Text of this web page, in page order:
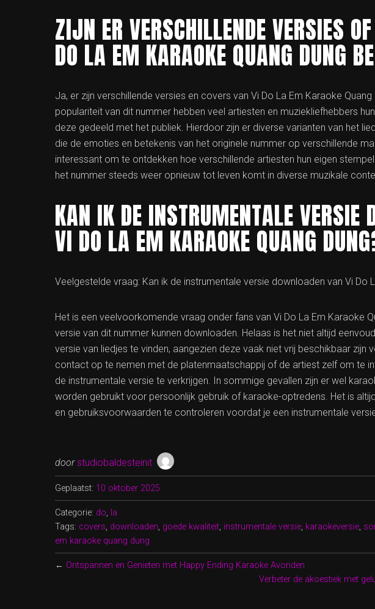
ZIJN ER VERSCHILLENDE VERSIES
DO LA EM KARAOKE QUANG DUNG
Ja, er zijn verschillende versies en covers van Vi Do La Em Karaoke
populariteit van dit nummer hebben veel artiesten en muziekliefhebbers
deze gedeeld met het publiek. Hierdoor zijn er diverse varianten van het
die de emoties en betekenis van het originele nummer op verschillende
interessant om te ontdekken hoe verschillende artiesten hun eigen
het nummer steeds weer opnieuw tot leven komt in diverse muzikale
KAN IK DE INSTRUMENTALE VERSIE
VI DO LA EM KARAOKE QUANG
Veelgestelde vraag: Kan ik de instrumentale versie downloaden van Vi Do
Het is een veelvoorkomende vraag onder fans van Vi Do La Em Karaoke
versie van dit nummer kunnen downloaden. Helaas is het niet altijd
versie van liedjes te vinden, aangezien deze vaak niet vrij beschikbaar zijn
contact op te nemen met de platenmaatschappij of de artiest zelf om te
de instrumentale versie te verkrijgen. In sommige gevallen zijn er wel
worden gebruikt voor persoonlijk gebruik of karaoke-optredens. Het is
en gebruiksvoorwaarden te controleren voordat je een instrumentale
door studiobaldesteinit
Geplaatst: 10 oktober 2025
Categorie: do, la
Tags: covers, downloaden, goede kwaliteit, instrumentale versie, karaokeversie,
em karaoke quang dung
← Ontspannen en Genieten met Happy Ending Karaoke Avonden
Verbeter de akoestiek met